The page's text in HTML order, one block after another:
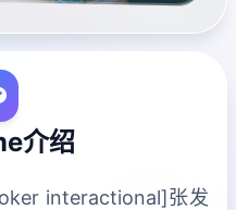
介绍
interactional]张发